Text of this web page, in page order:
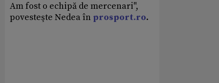
Am fost o echipă de mercenari",
povesteşte Nedea în prosport.ro.